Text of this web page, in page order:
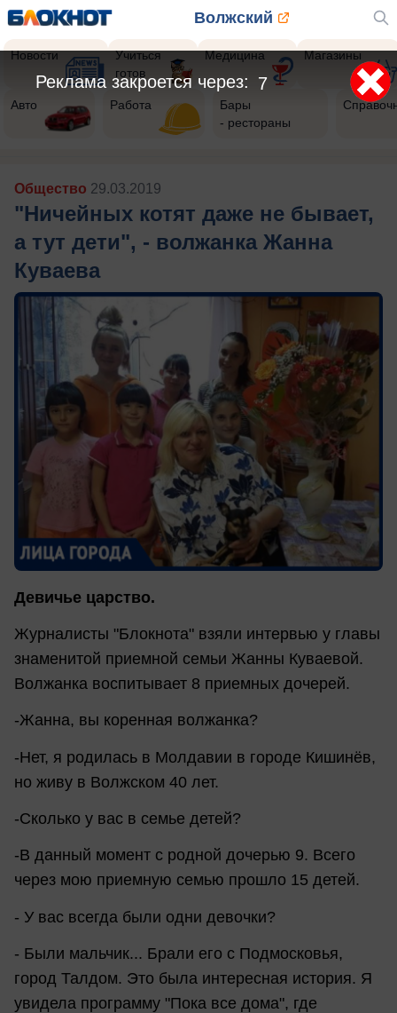
Волжский
Новости
Учиться
готов
Медицина Магазины
Авто Работа
Бары
- рестораны
Общество 29.03.2019
"Ничейных котят даже не бывает,
а тут дети", - волжанка Жанна
Куваева
Девичье царство.
Журналисты "Блокнота" взяли интервью у главы
знаменитой приемной семьи Жанны Куваевой.
Волжанка воспитывает 8 приемных дочерей.
-Жанна, вы коренная волжанка?
-Нет, я родилась в Молдавии в городе Кишинёв,
но живу в Волжском 40 лет.
-Сколько у вас в семье детей?
-В данный момент с родной дочерью 9. Всего
через мою приемную семью прошло 15 детей.
- У вас всегда были одни девочки?
- Были мальчик... Брали его с Подмосковья,
город Талдом. Это была интересная история. Я
увидела программу "Пока все дома", где
4
Реклама закроется через: